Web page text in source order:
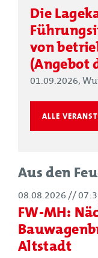
Die
von
(Angebot
01.09.2026,
ALLE
Aus den
08.08.2026 //
FW-MH:
Altstadt